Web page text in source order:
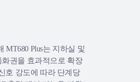
MT680 Plus는 지하실 및
권을 효과적으로 확장
호 강도에 따라 단계당